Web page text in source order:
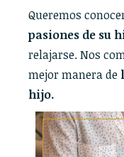
Queremos
pasiones de su
relajarse. Nos
mejor manera de
hijo.